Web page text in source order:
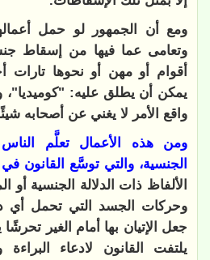
ومع أن الجمهور لو حمل
وتعامى عما فيها من إسقاط
أقوام أو مهن أو نحوها تارات
يمكن أن يطلق عليه: "كوميديا"،
واقع الأمر لا يغني عن أصحابه
ومن هذه الأعمال تعلَّم الناس
الجنسية، والتي توسَّع القانون
الألفاظ ذات الدلالة الجنسية أو
وحركات الجسد التي تحمل أي
جعل الإتيان بها أمام الغير
يلتفت القانون لادعاء